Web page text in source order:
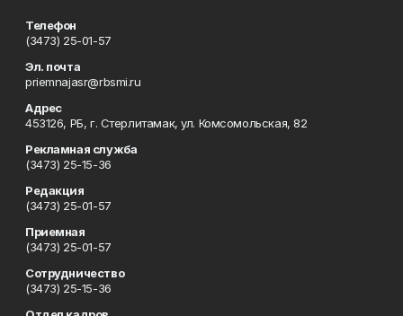
Телефон
(3473) 25-01-57
Эл. почта
priemnajasr@rbsmi.ru
Адрес
453126, РБ, г. Стерлитамак, ул. Комсомольская, 82
Рекламная служба
(3473) 25-15-36
Редакция
(3473) 25-01-57
Приемная
(3473) 25-01-57
Сотрудничество
(3473) 25-15-36